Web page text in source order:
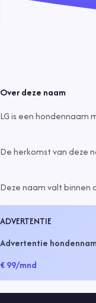
Over deze naam
LG is een
De herkomst van deze
Deze naam valt binnen
ADVERTENTIE
Advertentie
€ 99/mnd